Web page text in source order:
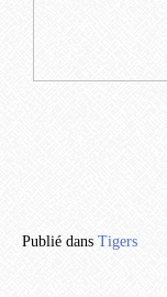
Publié dans Tigers